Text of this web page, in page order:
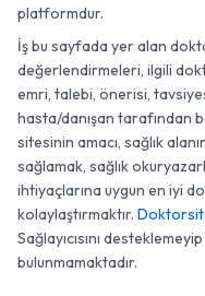
platformdur.
İş bu sayfada yer alan
değerlendirmeleri, ilgili
emri, talebi, önerisi,
hasta/danışan tarafından
sitesinin amacı, sağlık
sağlamak, sağlık
ihtiyaçlarına uygun en iyi
kolaylaştırmaktır.
Sağlayıcısını
bulunmamaktadır.